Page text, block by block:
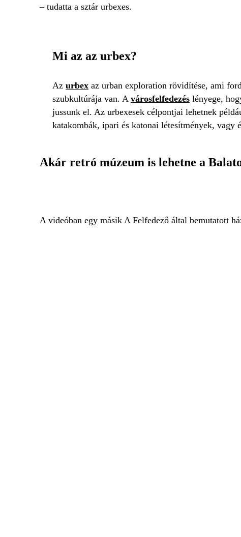
– tudatta a sztár urbexes.
Mi az az urbex?
Az urbex az urban exploration rövidítése, ami
szubkultúrája van. A városfelfedezés lényege,
jussunk el. Az urbexesek célpontjai lehetnek
katakombák, ipari és katonai létesítmények, vagy
Akár retró múzeum is lehetne a
A videóban egy másik A Felfedező által bemutatott